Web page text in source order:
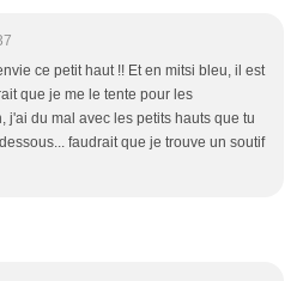
ce petit haut !! Et en mitsi bleu, il est
que je me le tente pour les
j'ai du mal avec les petits hauts que tu
faudrait que je trouve un soutif